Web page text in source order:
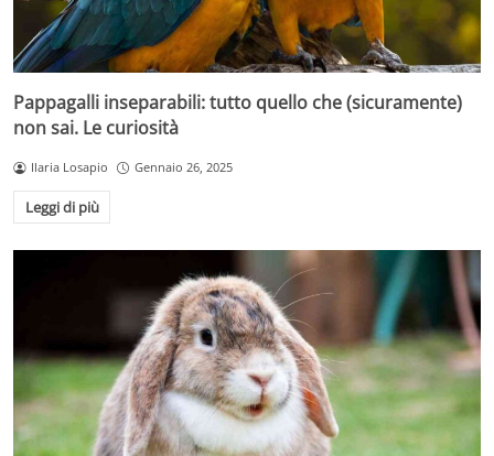
Pappagalli inseparabili: tutto quello che (sicuramente)
non sai. Le curiosità
Ilaria Losapio Gennaio 26, 2025
Leggi di più